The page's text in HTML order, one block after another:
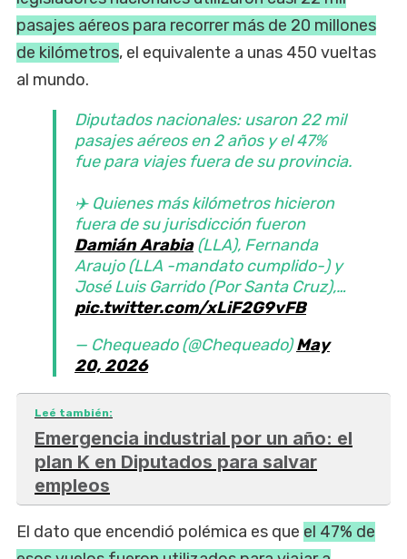
pasajes aéreos para recorrer más de 20 millones
de kilómetros, el equivalente a unas 450 vueltas
al mundo.
Diputados nacionales: usaron 22 mil
pasajes aéreos en 2 años y el 47%
fue para viajes fuera de su provincia.
✈️ Quienes más kilómetros hicieron
fuera de su jurisdicción fueron
Damián Arabia(LLA), Fernanda
Araujo (LLA -mandato cumplido-) y
José Luis Garrido (Por Santa Cruz),…
pic.twitter.com/xLiF2G9vFB
— Chequeado (@Chequeado)May
20, 2026
Leé también:
Emergencia industrial por un año: el
plan K en Diputados para salvar
empleos
El dato que encendió polémica es que el 47% de